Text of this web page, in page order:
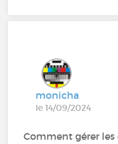
monicha
le 14/09/2024
Comment gérer